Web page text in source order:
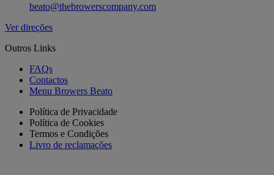
beato@thebrowerscompany.com
Ver direções
Outros Links
FAQs
Contactos
Menu Browers Beato
Política de Privacidade
Política de Cookies
Termos e Condições
Livro de reclamações